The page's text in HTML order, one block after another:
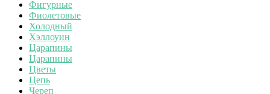
Фигурные
Фиолетовые
Холодный
Хэллоуин
Царапины
Царапины
Цветы
Цепь
Череп